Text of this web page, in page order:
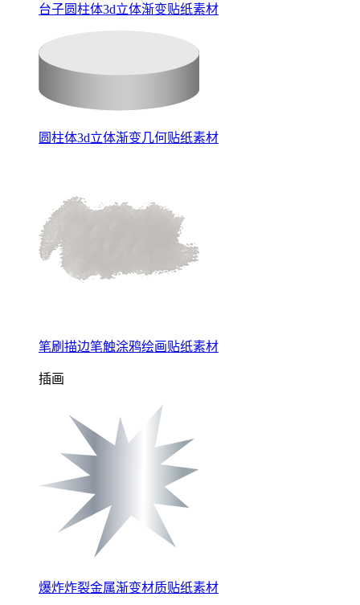
台子圆柱体3d立体渐变贴纸素材
圆柱体3d立体渐变几何贴纸素材
笔刷描边笔触涂鸦绘画贴纸素材
插画
爆炸炸裂金属渐变材质贴纸素材